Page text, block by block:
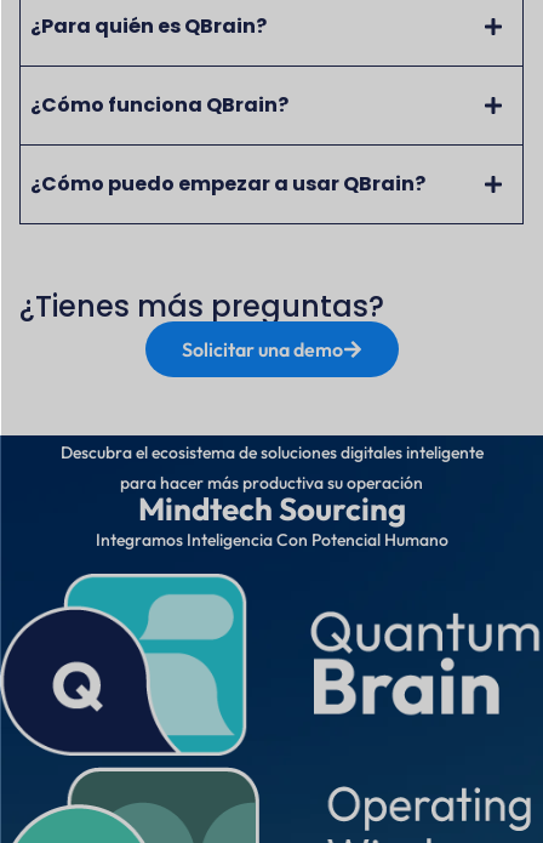
¿Para quién es QBrain?
¿Cómo funciona QBrain?
¿Cómo puedo empezar a usar QBrain?
¿Tienes más preguntas?
Solicitar una demo
Descubra el ecosistema de soluciones digitales inteligente
para hacer más productiva su operación
Mindtech Sourcing
Integramos Inteligencia Con Potencial Humano